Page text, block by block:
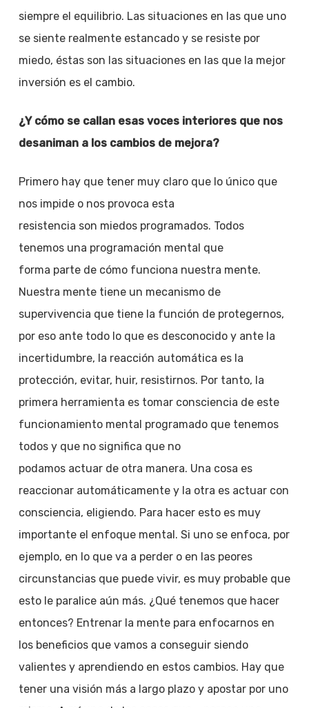
siempre el equilibrio. Las situaciones en las que uno
se siente realmente estancado y se resiste por
miedo, éstas son las situaciones en las que la mejor
inversión es el cambio.
¿Y cómo se callan esas voces interiores que nos
desaniman a los cambios de mejora?
Primero hay que tener muy claro que lo único que
nos impide o nos provoca esta
resistencia son miedos programados. Todos
tenemos una programación mental que
forma parte de cómo funciona nuestra mente.
Nuestra mente tiene un mecanismo de
supervivencia que tiene la función de protegernos,
por eso ante todo lo que es desconocido y ante la
incertidumbre, la reacción automática es la
protección, evitar, huir, resistirnos. Por tanto, la
primera herramienta es tomar consciencia de este
funcionamiento mental programado que tenemos
todos y que no significa que no
podamos actuar de otra manera. Una cosa es
reaccionar automáticamente y la otra es actuar con
consciencia, eligiendo. Para hacer esto es muy
importante el enfoque mental. Si uno se enfoca, por
ejemplo, en lo que va a perder o en las peores
circunstancias que puede vivir, es muy probable que
esto le paralice aún más. ¿Qué tenemos que hacer
entonces? Entrenar la mente para enfocarnos en
los beneficios que vamos a conseguir siendo
valientes y aprendiendo en estos cambios. Hay que
tener una visión más a largo plazo y apostar por uno